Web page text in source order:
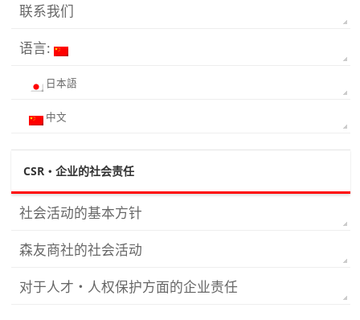
联系我们
语言:
日本語
中文
CSR・企业的社会责任
社会活动的基本方针
森友商社的社会活动
对于人才・人权保护方面的企业责任